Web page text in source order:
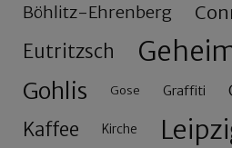
Böhlitz-Ehrenberg
Eutritzsch
Gohlis Gose Graffiti
Kaffee Kirche